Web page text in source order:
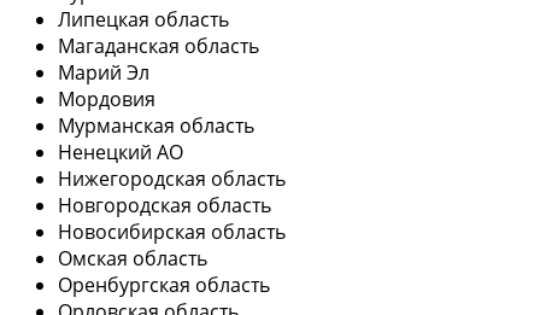
Липецкая область
Магаданская область
Марий Эл
Мордовия
Мурманская область
Ненецкий АО
Нижегородская область
Новгородская область
Новосибирская область
Омская область
Оренбургская область